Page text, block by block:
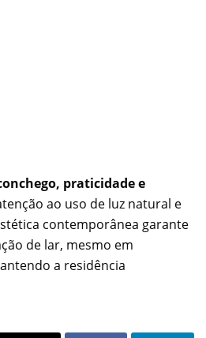
praticidade e
ao uso de luz natural e
contemporânea garante
de lar, mesmo em
a residência